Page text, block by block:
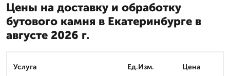
Цены на доставку и обработку
бутового камня в Екатеринбурге в
августе 2026 г.
Услуга Ед.Изм. Цена